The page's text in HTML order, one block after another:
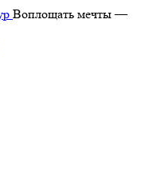
Воплощать мечты —